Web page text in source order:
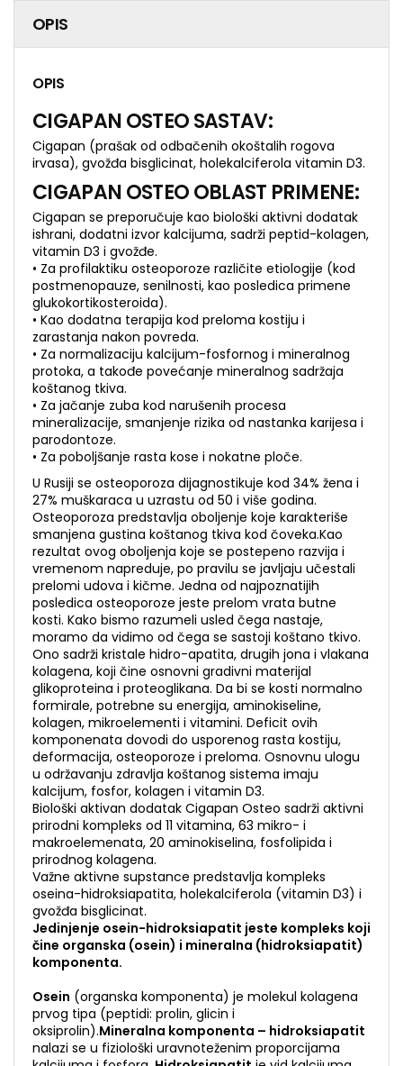
OPIS
OPIS
CIGAPAN OSTEO SASTAV:
Cigapan (prašak od odbačenih okoštalih rogova
irvasa), gvožđa bisglicinat, holekalciferola vitamin D3.
CIGAPAN OSTEOOBLAST PRIMENE:
Cigapan se preporučuje kao biološki aktivni dodatak
ishrani, dodatni izvor kalcijuma, sadrži peptid-kolagen,
vitamin D3 i gvožđe.
• Za profilaktiku osteoporoze različite etiologije (kod
postmenopauze, senilnosti, kao posledica primene
glukokortikosteroida).
• Kao dodatna terapija kod preloma kostiju i
zarastanja nakon povreda.
• Za normalizaciju kalcijum-fosfornog i mineralnog
protoka, a takođe povećanje mineralnog sadržaja
koštanog tkiva.
• Za jačanje zuba kod narušenih procesa
mineralizacije, smanjenje rizika od nastanka karijesa i
parodontoze.
• Za poboljšanje rasta kose i nokatne ploče.
U Rusiji se osteoporoza dijagnostikuje kod 34% žena i
27% muškaraca u uzrastu od 50 i više godina.
Osteoporoza predstavlja oboljenje koje karakteriše
smanjena gustina koštanog tkiva kod čoveka.Kao
rezultat ovog oboljenja koje se postepeno razvija i
vremenom napreduje, po pravilu se javljaju učestali
prelomi udova i kičme. Jedna od najpoznatijih
posledica osteoporoze jeste prelom vrata butne
kosti. Kako bismo razumeli usled čega nastaje,
moramo da vidimo od čega se sastoji koštano tkivo.
Ono sadrži kristale hidro-apatita, drugih jona i vlakana
kolagena, koji čine osnovni gradivni materijal
glikoproteina i proteoglikana. Da bi se kosti normalno
formirale, potrebne su energija, aminokiseline,
kolagen, mikroelementi i vitamini. Deficit ovih
komponenata dovodi do usporenog rasta kostiju,
deformacija, osteoporoze i preloma. Osnovnu ulogu
u održavanju zdravlja koštanog sistema imaju
kalcijum, fosfor, kolagen i vitamin D3.
Biološki aktivan dodatak Cigapan Osteo sadrži aktivni
prirodni kompleks od 11 vitamina, 63 mikro- i
makroelemenata, 20 aminokiselina, fosfolipida i
prirodnog kolagena.
Važne aktivne supstance predstavlja kompleks
oseina-hidroksiapatita, holekalciferola (vitamin D3) i
gvožđa bisglicinat.
Jedinjenje osein-hidroksiapatit jeste kompleks koji
čine organska (osein) i mineralna (hidroksiapatit)
komponenta.
Osein (organska komponenta) je molekul kolagena
prvog tipa (peptidi: prolin, glicin i
oksiprolin).Mineralna komponenta – hidroksiapatit
nalazi se u fiziološki uravnoteženim proporcijama